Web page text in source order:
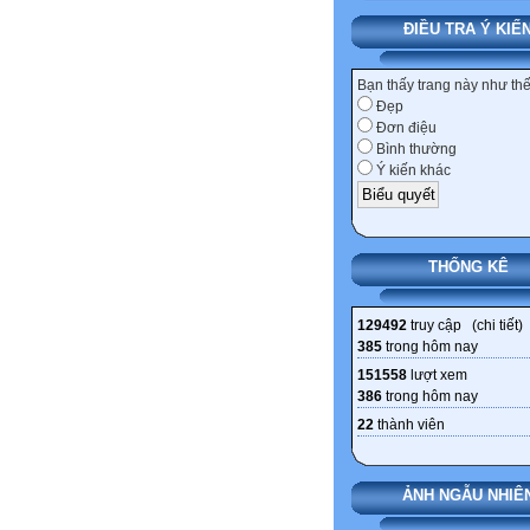
ĐIỀU TRA Ý KIẾN
Bạn thấy trang này như
Đẹp
Đơn điệu
Bình thường
Ý kiến khác
THỐNG KÊ
129492 truy cập (chi tiết)
385 trong hôm nay
151558 lượt xem
386 trong hôm nay
22 thành viên
ẢNH NGẪU